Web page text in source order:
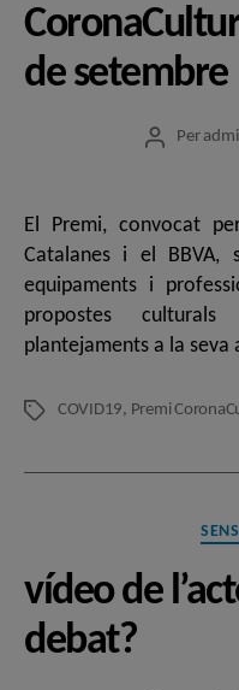
de setembre
Autor
Per
El Premi, convocat
Catalanes i el BBVA,
equipaments i
propostes
plantejaments a la
EtiquetesCOVID19, Premi
vídeo de
debat?